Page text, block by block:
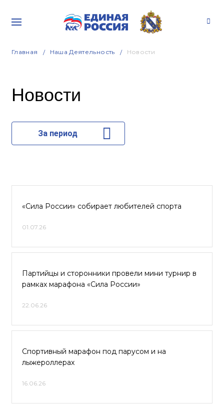
Главная Наша Деятельность Новости
Новости
За период
«Сила России» собирает любителей спорта
01.07.26
Партийцы и сторонники провели мини турнир в
рамках марафона «Сила России»
22.06.26
Спортивный марафон под парусом и на
лыжероллерах
16.06.26